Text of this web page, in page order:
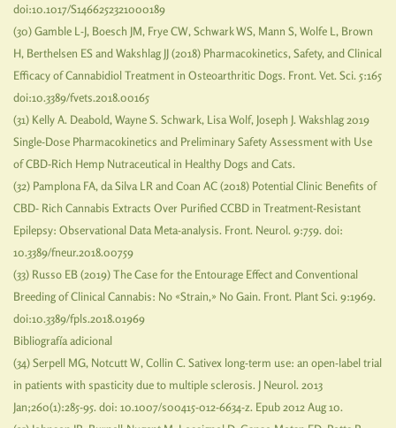
doi:10.1017/S1466252321000189
(30) Gamble L-J, Boesch JM, Frye CW, Schwark WS, Mann S, Wolfe L, Brown
H, Berthelsen ES and Wakshlag JJ (2018) Pharmacokinetics, Safety, and Clinical
Efficacy of Cannabidiol Treatment in Osteoarthritic Dogs. Front. Vet. Sci. 5:165
doi:10.3389/fvets.2018.00165
(31) Kelly A. Deabold, Wayne S. Schwark, Lisa Wolf, Joseph J. Wakshlag 2019
Single-Dose Pharmacokinetics and Preliminary Safety Assessment with Use
of CBD-Rich Hemp Nutraceutical in Healthy Dogs and Cats.
(32) Pamplona FA, da Silva LR and Coan AC (2018) Potential Clinic Benefits of
CBD- Rich Cannabis Extracts Over Purified CCBD in Treatment-Resistant
Epilepsy: Observational Data Meta-analysis. Front. Neurol. 9:759. doi:
10.3389/fneur.2018.00759
(33) Russo EB (2019) The Case for the Entourage Effect and Conventional
Breeding of Clinical Cannabis: No «Strain,» No Gain. Front. Plant Sci. 9:1969.
doi:10.3389/fpls.2018.01969
Bibliografía adicional
(34) Serpell MG, Notcutt W, Collin C. Sativex long-term use: an open-label trial
in patients with spasticity due to multiple sclerosis. J Neurol. 2013
Jan;260(1):285-95. doi: 10.1007/s00415-012-6634-z. Epub 2012 Aug 10.